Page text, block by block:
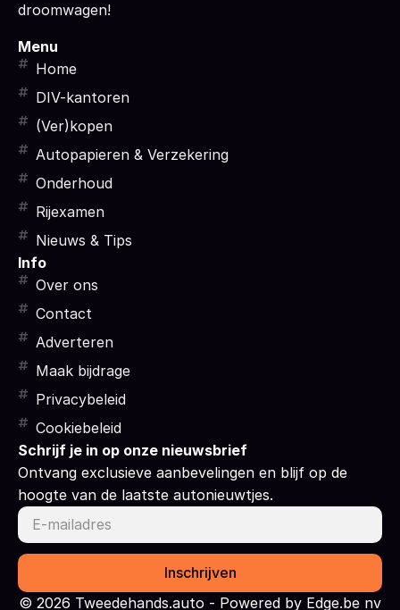
droomwagen!
Menu
Home
DIV-kantoren
(Ver)kopen
Autopapieren & Verzekering
Onderhoud
Rijexamen
Nieuws & Tips
Info
Over ons
Contact
Adverteren
Maak bijdrage
Privacybeleid
Cookiebeleid
Schrijf je in op onze nieuwsbrief
Ontvang exclusieve aanbevelingen en blijf op de
hoogte van de laatste autonieuwtjes.
Inschrijven
© 2026 Tweedehands.auto - Powered by Edge.be nv